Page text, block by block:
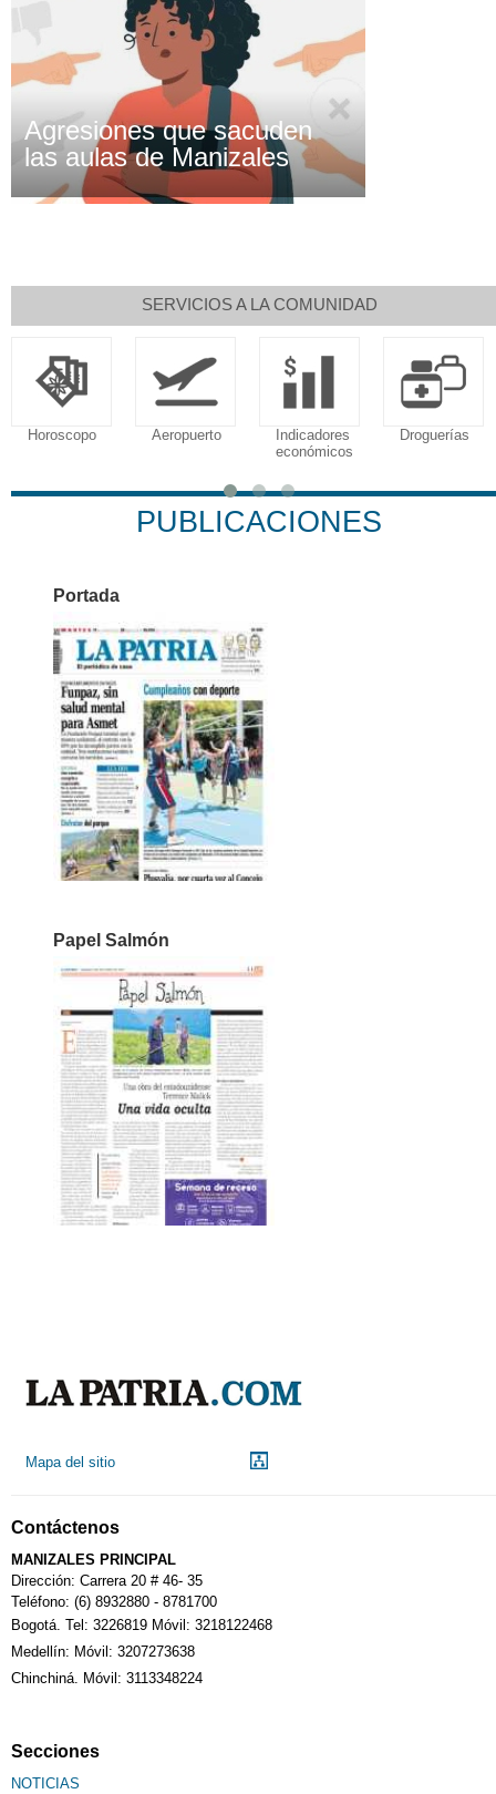
Agresiones que sacuden
las aulas de Manizales
SERVICIOS A LA COMUNIDAD
Aeropuerto
Indicadores
Droguerías Notarías
PUBLICACIONES
Portada
Papel Salmón
Mapa del sitio
Contáctenos
MANIZALES PRINCIPAL
Dirección: Carrera 20 # 46- 35
Teléfono: (6) 8932880 - 8781700
Bogotá. Tel: 3226819 Móvil: 3218122468
Medellín: Móvil: 3207273638
Chinchiná. Móvil: 3113348224
Secciones
NOTICIAS